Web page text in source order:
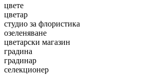
цвете
цветар
студио за флористика
озеленяване
цветарски магазин
градина
градинар
селекционер